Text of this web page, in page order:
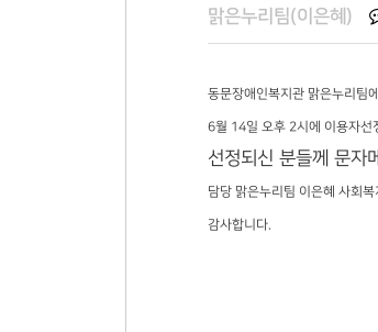
맑은누리팀(이은혜)
동문장애인복지관 맑은누리팀
6월 14일 오후 2시에 이용자선
선정되신 분들께 문자
담당 맑은누리팀 이은혜 사
감사합니다.